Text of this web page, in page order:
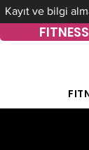
Kayıt ve bilgi